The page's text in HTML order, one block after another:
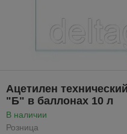
Ацетилен
"Б" в баллонах 10 л
В наличии
Розница